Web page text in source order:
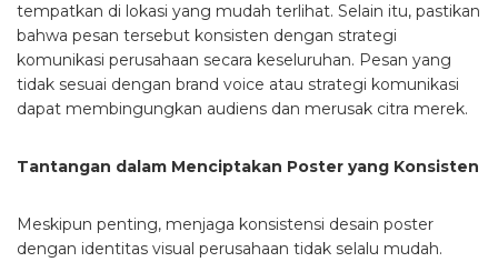
tempatkan di lokasi yang mudah terlihat. Selain itu, pastikan
bahwa pesan tersebut konsisten dengan strategi
komunikasi perusahaan secara keseluruhan. Pesan yang
tidak sesuai dengan brand voice atau strategi komunikasi
dapat membingungkan audiens dan merusak citra merek.
Tantangan dalam Menciptakan Poster yang Konsisten
Meskipun penting, menjaga konsistensi desain poster
dengan identitas visual perusahaan tidak selalu mudah.